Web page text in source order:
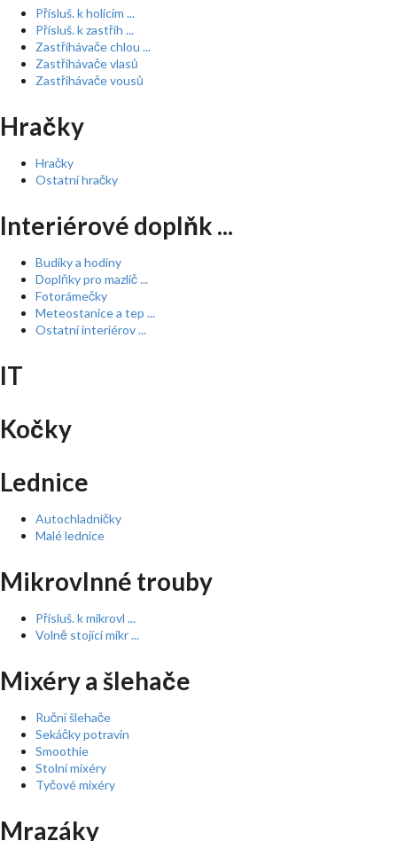
Přísluš. k holícím ...
Přísluš. k zastřih ...
Zastřihávače chlou ...
Zastřihávače vlasů
Zastřihávače vousů
Hračky
Hračky
Ostatní hračky
Interiérové doplňk ...
Budíky a hodiny
Doplňky pro mazlíč ...
Fotorámečky
Meteostanice a tep ...
Ostatní interiérov ...
IT
Kočky
Lednice
Autochladničky
Malé lednice
Mikrovlnné trouby
Přísluš. k mikrovl ...
Volně stojící mikr ...
Mixéry a šlehače
Ruční šlehače
Sekáčky potravin
Smoothie
Stolní mixéry
Tyčové mixéry
Mrazáky